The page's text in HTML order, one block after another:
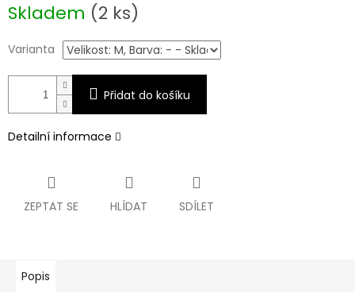
cena:
Skladem (2 ks)
Varianta
Přidat do košíku
Detailní informace
ZEPTAT SE HLÍDAT SDÍLET
Popis